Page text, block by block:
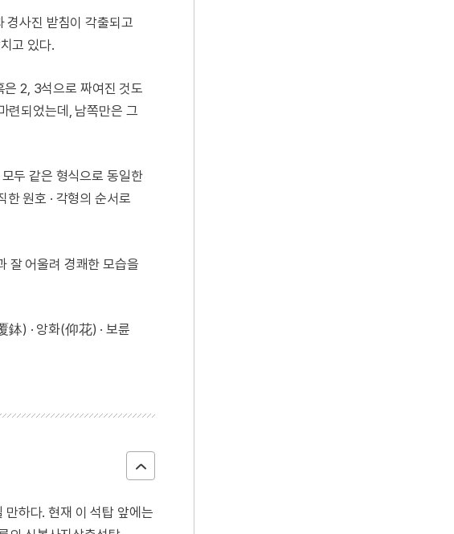
경사진 받침이 각출되고
고 있다.
2, 3석으로 짜여진 것도
련되었는데, 남쪽만은 그
두 같은 형식으로 동일한
원호 · 각형의 순서로
잘 어울려 경쾌한 모습을
鉢) · 앙화(仰花) · 보륜
하다. 현재 이 석탑 앞에는